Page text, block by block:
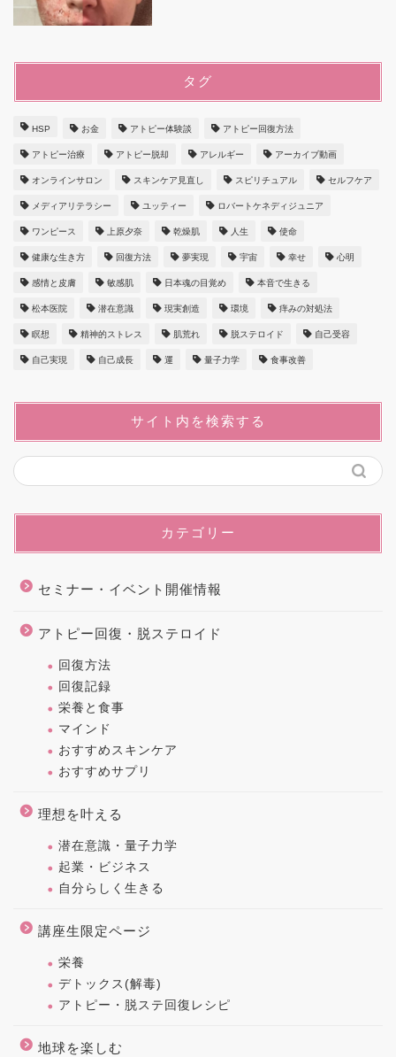
タグ
HSP お金 アトピー体験談 アトピー回復方法
アトピー治療 アトピー脱却 アレルギー アーカイブ動画
オンラインサロン スキンケア見直し スピリチュアル セルフケア
メディアリテラシー ユッティー ロバートケネディジュニア
ワンピース 上原夕奈 乾燥肌 人生 使命
健康な生き方 回復方法 夢実現 宇宙 幸せ 心明
感情と皮膚 敏感肌 日本魂の目覚め 本音で生きる
松本医院 潜在意識 現実創造 環境 痒みの対処法
瞑想 精神的ストレス 肌荒れ 脱ステロイド 自己受容
自己実現 自己成長 運 量子力学 食事改善
サイト内を検索する
カテゴリー
セミナー・イベント開催情報
アトピー回復・脱ステロイド
回復方法
回復記録
栄養と食事
マインド
おすすめスキンケア
おすすめサプリ
理想を叶える
潜在意識・量子力学
起業・ビジネス
自分らしく生きる
講座生限定ページ
栄養
デトックス(解毒)
アトピー・脱ステ回復レシピ
地球を楽しむ